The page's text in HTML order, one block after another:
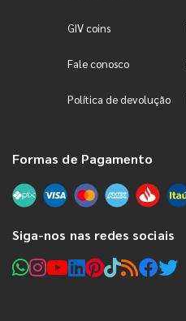
GIV coins
Fale conosco
Política de devolução
Formas de Pagamento
Siga-nos nas redes sociais